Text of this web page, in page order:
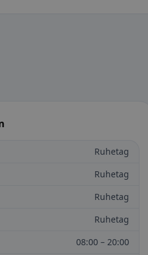
Ruhetag
Ruhetag
Ruhetag
Ruhetag
08:00 – 20:00